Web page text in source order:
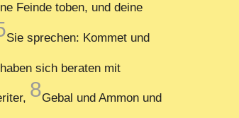
Feinde toben, und deine
Sie sprechen: Kommet und
sich beraten mit
8Gebal und Ammon und